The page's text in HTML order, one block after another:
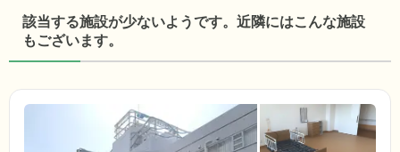
該当する施設が少ないようです。近隣にはこんな施設
もございます。